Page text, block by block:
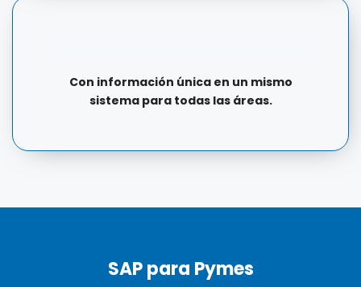
Con información única en un mismo
sistema para todas las áreas.
SAP para Pymes